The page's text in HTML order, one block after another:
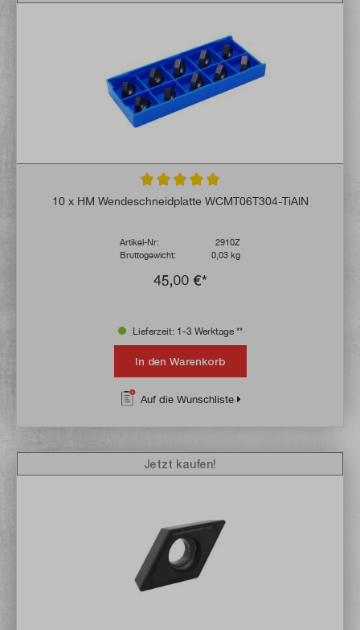
Durchschnittliche Bewertung von 5 von 5
10 x HM Wendeschneidplatte WCMT06T304-TiAlN
Artikel-Nr:
2910Z
Bruttogewicht:
0,03 kg
45,00 €*
Lieferzeit: 1-3 Werktage **
In den Warenkorb
Auf die Wunschliste
Jetzt kaufen!